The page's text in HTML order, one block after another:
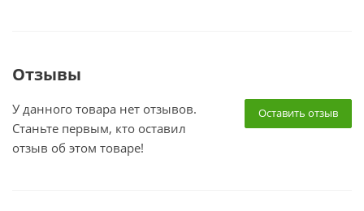
Отзывы
Оставить отзыв
У данного товара нет отзывов.
Станьте первым, кто оставил
отзыв об этом товаре!